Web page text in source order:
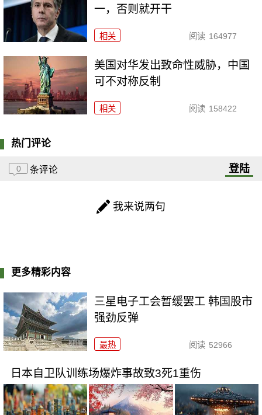
一，否则就开干
相关 阅读 164977
美国对华发出致命性威胁，中国
可不对称反制
相关 阅读 158422
热门评论
0 条评论 登陆
我来说两句
更多精彩内容
三星电子工会暂缓罢工 韩国股市
强劲反弹
最热 阅读 52966
日本自卫队训练场爆炸事故致3死1重伤